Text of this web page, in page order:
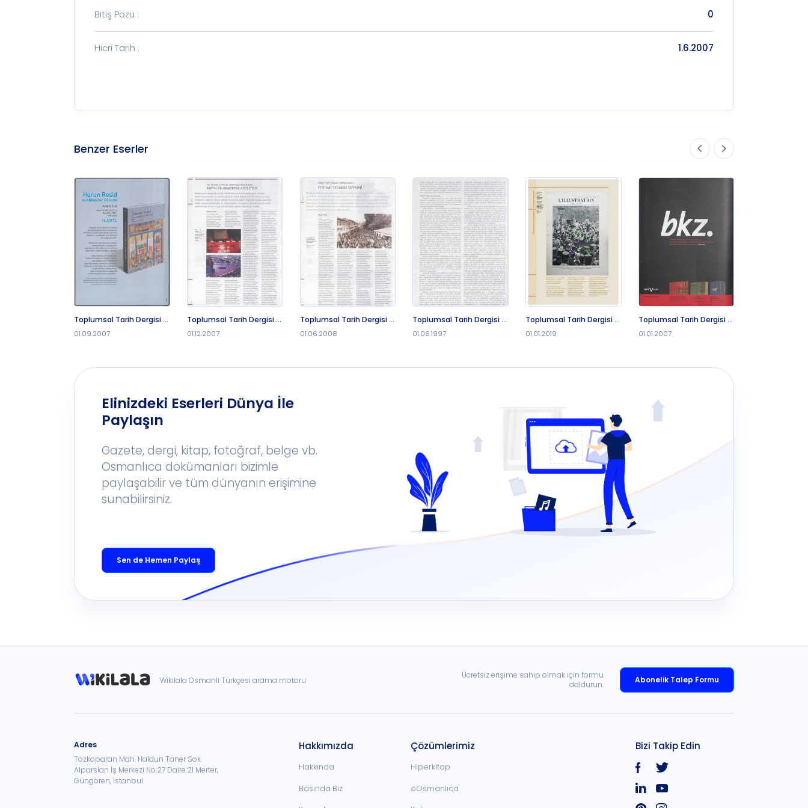
Bitiş Pozu : 0
Hicri Tarih : 1.6.2007
Benzer Eserler
Toplumsal Tarih Dergisi -
01.09.2007
Toplumsal Tarih Dergisi -
01.12.2007
Toplumsal Tarih Dergisi -
01.06.2008
Toplumsal Tarih Dergisi -
01.06.1997
Toplumsal Tarih Dergisi -
01.01.2019
Toplumsal Tarih Dergisi -
01.01.2007
Elinizdeki Eserleri Dünya İle
Paylaşın
Gazete, dergi, kitap, fotoğraf, belge vb.
Osmanlıca dokümanları bizimle
paylaşabilir ve tüm dünyanın erişimine
sunabilirsiniz.
Sen de Hemen Paylaş
Wikilala Osmanlı Türkçesi arama motoru
Ücretsiz erişime sahip olmak için formu
doldurun.
Abonelik Talep Formu
Adres
Tozkoparan Mah. Haldun Taner Sok.
Alparslan İş Merkezi No:27 Daire:21 Merter,
Güngören, İstanbul
Hakkımızda
Hakkında
Basında Biz
Çözümlerimiz
Hiperkitap
eOsmanlıca
Bizi Takip Edin